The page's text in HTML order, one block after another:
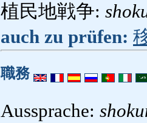
植民地戦争:
auch zu prüfen:
職務
Aussprache: